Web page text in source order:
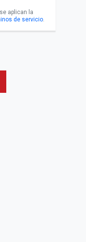
aplican la
de servicio.